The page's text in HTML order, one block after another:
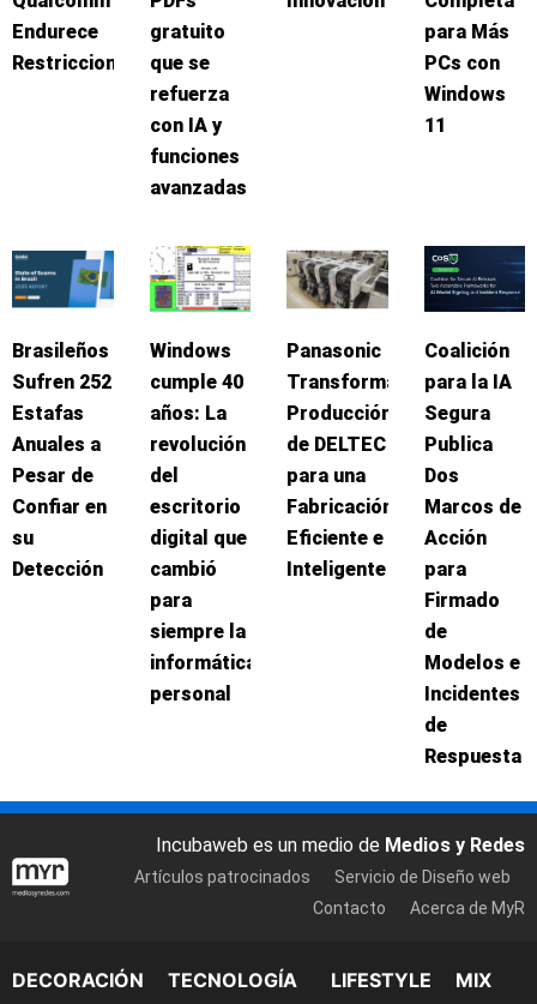
Endurece
Restricciones
gratuito
que se
refuerza
con IA y
funciones
avanzadas
para Más
PCs con
Windows
11
Brasileños
Sufren 252
Estafas
Anuales a
Pesar de
Confiar en
su
Detección
Windows
cumple 40
años: La
revolución
del
escritorio
digital que
cambió
para
siempre la
informática
personal
Panasonic
Transforma
Producción
de DELTEC
para una
Fabricación
Eficiente e
Inteligente
Coalición
para la IA
Segura
Publica
Dos
Marcos de
Acción
para
Firmado
de
Modelos e
Incidentes
de
Respuesta
Incubaweb es un medio de Medios y Redes
Artículos patrocinados
Servicio de Diseño web
Contacto
Acerca de MyR
DECORACIÓN TECNOLOGÍA LIFESTYLE MIX